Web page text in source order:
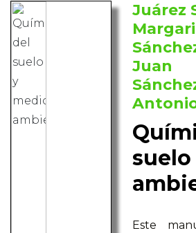
Juárez
Juan
Este